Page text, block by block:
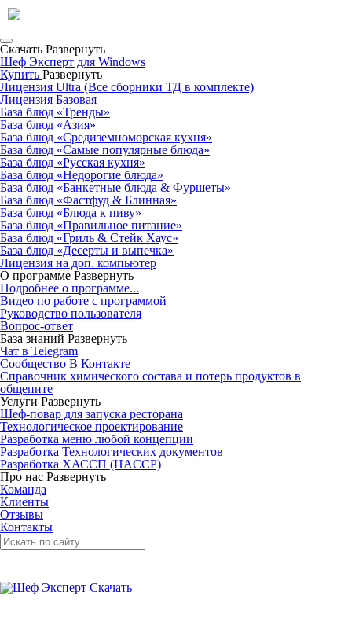
Скачать Развернуть
Шеф Эксперт для Windows
Купить Развернуть
Лицензия Ultra (Все сборники ТД в комплекте)
Лицензия Базовая
База блюд «Тренды»
База блюд «Азия»
База блюд «Средиземноморская кухня»
База блюд «Самые популярные блюда»
База блюд «Русская кухня»
База блюд «Недорогие блюда»
База блюд «Банкетные блюда & Фуршеты»
База блюд «Фастфуд & Блинная»
База блюд «Блюда к пиву»
База блюд «Правильное питание»
База блюд «Гриль & Стейк Хаус»
База блюд «Десерты и выпечка»
Лицензия на доп. компьютер
О программе Развернуть
Подробнее о программе...
Видео по работе с программой
Руководство пользователя
Вопрос-ответ
База знаний Развернуть
Чат в Telegram
Сообщество В Контакте
Справочник химического состава и потерь продуктов в
общепите
Услуги Развернуть
Шеф-повар для запуска ресторана
Технологическое проектирование
Разработка меню любой концепции
Разработка Технологических документов
Разработка ХАССП (HACCP)
Про нас Развернуть
Команда
Клиенты
Отзывы
Контакты